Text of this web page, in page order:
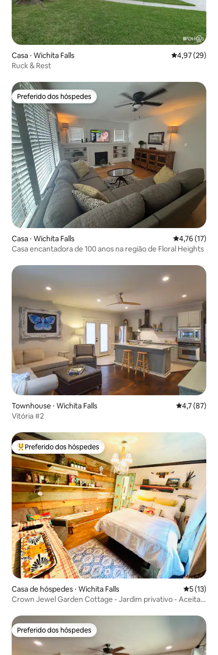
Casa ⋅ Wichita Falls 4,97 de uma
4,97 (29)
Ruck & Rest
Preferido dos hóspedes
Preferido dos hóspedes
Casa ⋅ Wichita Falls 4,76 de uma
4,76 (17)
Casa encantadora de 100 anos na região de Floral Heights
Townhouse ⋅ Wichita Falls 4,7 de uma
4,7 (87)
Vitória #2
Entre os melhores preferidos dos hóspedes
Preferido dos hóspedes
Casa de hóspedes ⋅ Wichita Falls 5 de uma
5 (13)
Crown Jewel Garden Cottage - Jardim privativo - Aceita
Preferido dos hóspedes
Preferido dos hóspedes